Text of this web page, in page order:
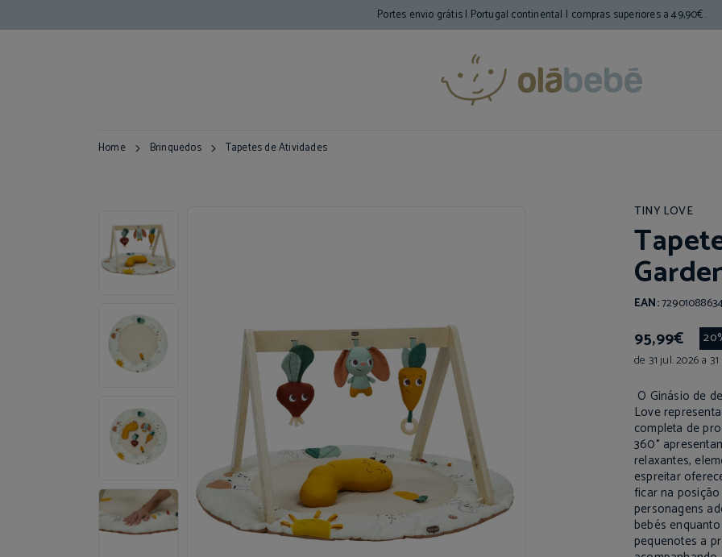
Portes envio grátis | Portugal continental | compras superiores a 49,90€.
Home Brinquedos Tapetes de Atividades
TINY LOVE
EAN:
95,99€
de 31 jul. 2026 a
O Ginásio de
Love
completa de
360°
relaxantes,
espreitar
ficar na
personagens
bebés
pequenotes a